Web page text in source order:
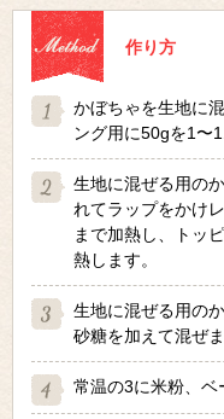
作り方
かぼちゃを生地に
ング用に50gを1〜
生地に混ぜる用の
れてラップをかけ
まで加熱し、トッ
熱します。
生地に混ぜる用の
砂糖を加えて混ぜま
常温の3に米粉、ベ